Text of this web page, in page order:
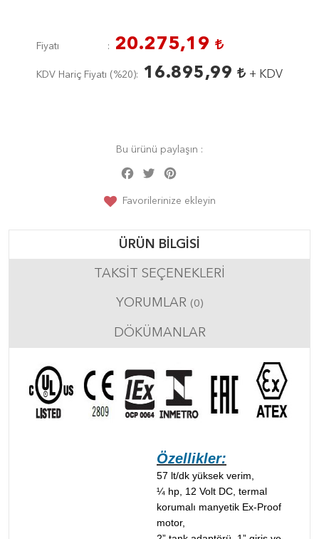
Fiyatı 20.275,19
KDV Hariç Fiyatı ( %20 ) 16.895,99 + KDV
Bu ürünü paylaşın :
Facebook
Twitter
Favorilerinize ekleyin
ÜRÜN BILGISI
TAKSIT SEÇENEKLERI
YORUMLAR (0)
DÖKÜMANLAR
Özellikler:
57 lt/dk yüksek verim,
¼ hp, 12 Volt DC, termal
korumalı manyetik Ex-Proof
motor,